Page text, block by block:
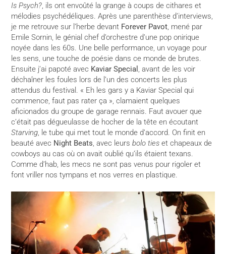
Is Psych?, ils ont envoûté la grange à coups de cithares et
mélodies psychédéliques. Après une parenthèse d’interviews,
je me retrouve sur l’herbe devant Forever Pavot, mené par
Emile Sornin, le génial chef d’orchestre d’une pop onirique
noyée dans les 60s. Une belle performance, un voyage pour
les sens, une touche de poésie dans ce monde de brutes.
Ensuite j’ai papoté avec Kaviar Special , avant de les voir
déchaîner les foules lors de l’un des concerts les plus
attendus du festival. « Eh les gars y a Kaviar Special qui
commence, faut pas rater ça », clamaient quelques
aficionados du groupe de garage rennais. Faut avouer que
c’était pas dégueulasse de hocher de la tête en écoutant
Starving, le tube qui met tout le monde d’accord. On finit en
beauté avec Night Beats, avec leursbolo ties et chapeaux de
cowboys au cas où on avait oublié qu’ils étaient texans.
Comme d’hab, les mecs ne sont pas venus pour rigoler et
font vriller nos tympans et nos verres en plastique.